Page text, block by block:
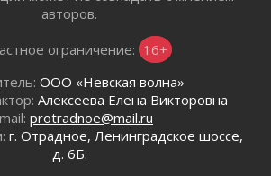
область на
Отечества» для
стартовал в Выборге
пенсионера вывели из леса в
авторов.
ограничение: 16+
ООО «Невская волна»
Алексеева Елена Викторовна
protradnoe@mail.ru
г. Отрадное, Ленинградское шоссе,
д. 6Б.